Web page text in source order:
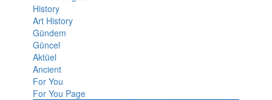
History
Art History
Gündem
Güncel
Aktüel
Ancient
For You
For You Page